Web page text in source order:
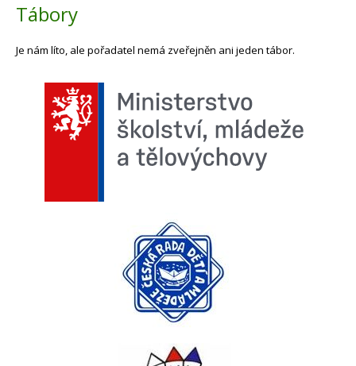
Tábory
Je nám líto, ale pořadatel nemá zveřejněn ani jeden tábor.